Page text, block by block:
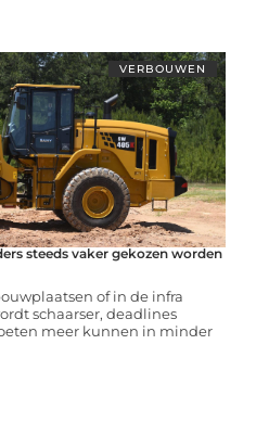
VERBOUWEN
steeds vaker gekozen worden
of in de infra
schaarser, deadlines
meer kunnen in minder